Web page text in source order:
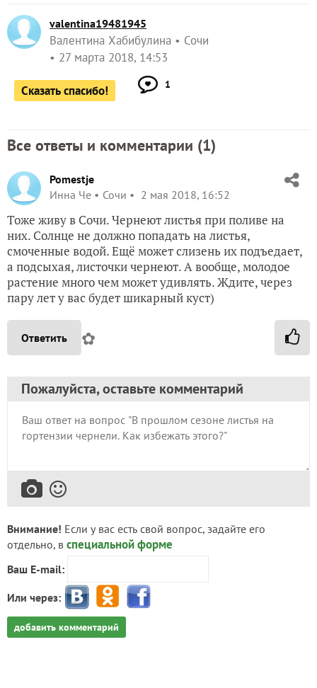
valentina19481945
Валентина Хабибулина
Сочи
27 марта 2018, 14:53
Сказать спасибо! 1
Все ответы и комментарии (1)
Pomestje
Инна Че
Сочи 2 мая 2018, 16:52
Тоже живу в Сочи. Чернеют листья при поливе на
них. Солнце не должно попадать на листья,
смоченные водой. Ещё может слизень их подъедает,
а подсыхая, листочки чернеют. А вообще, молодое
растение много чем может удивлять. Ждите, через
пару лет у вас будет шикарный куст)
Ответить ✿
Пожалуйста, оставьте комментарий
Внимание! Если у вас есть свой вопрос, задайте его
отдельно, в специальной форме
Ваш E-mail:
Или через:
добавить комментарий